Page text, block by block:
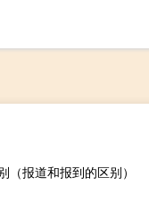
报道和报到的区别）